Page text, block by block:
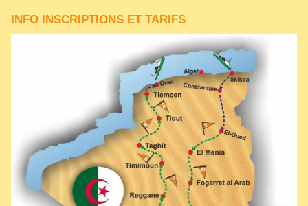
INFO INSCRIPTIONS ET TARIFS